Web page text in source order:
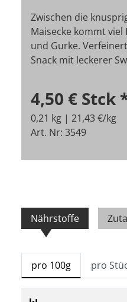
Zwischen die
Maisecke kommt
und Gurke.
Snack mit leckerer
4,50 € Stck
0,21 kg | 21,43 €/kg
Art. Nr: 3549
Nährstoffe
pro 100g pro